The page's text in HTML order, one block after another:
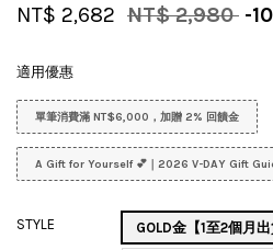
NT$ 2,682 NT$ 2,980 -
適用優惠
單筆消費滿 NT$6,000，加贈 2% 回饋金
A Gift for Yourself 💕｜2026 V-DAY Gift
STYLE GOLD金【1至2個月出